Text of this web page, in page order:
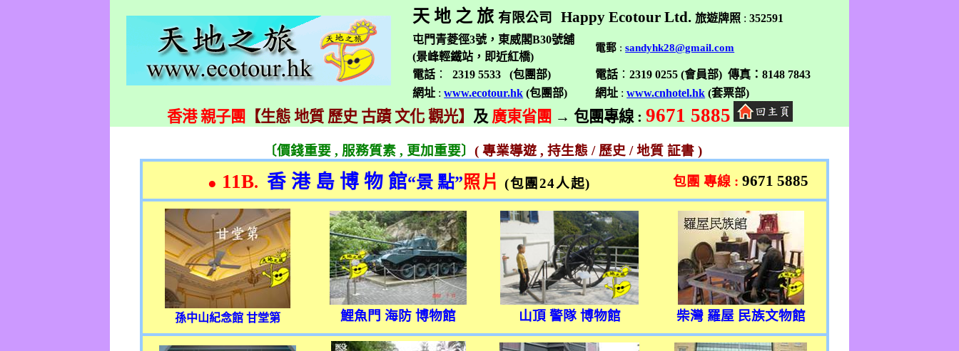
天 地 之 旅有限公司 Happy Ecotour Ltd.旅遊牌照 :352591
屯門青菱徑3號，東威閣B30號舖
(景峰輕鐵站，即近紅橋)
電郵 :sandyhk28@gmail.com
電話 ： 2319 5533 (包團部) 電話 ：2319 0255 (會員部)傳真 ：8148 7843
網址 : www.ecotour.hk (包團部) 網址 : www.cnhotel.hk (套票部)
香港 親子團 【生態 地質 歷史 古蹟 文化 觀光】 及 廣東省團 → 包團專線: 9671 5885
〔價錢重要, 服務質素, 更加重要〕(專業導遊,持生態/ 歷史 /地質 証書)
● 11B. 香 港 島 博 物 館“景 點”照片 (包團 24人起) 包團 專線 :9671 5885
孫中山紀念館 甘堂第 鯉魚門 海防 博物館 山頂 警隊 博物館 柴灣 羅屋 民族文物館